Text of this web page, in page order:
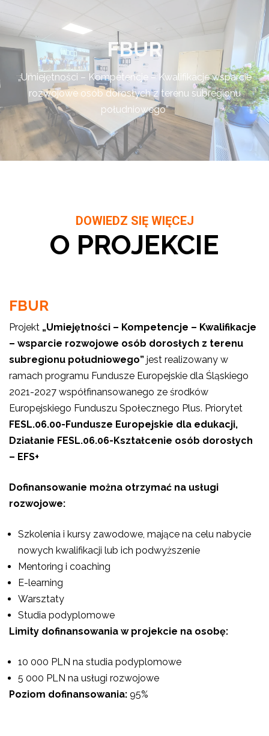
FBUR
„Umiejętności – Kompetencje – Kwalifikacje wsparcie
rozwojowe osób dorosłych z terenu subregionu
południowego”
DOWIEDZ SIĘ WIĘCEJ
O PROJEKCIE
FBUR
Projekt „Umiejętności – Kompetencje – Kwalifikacje
– wsparcie rozwojowe osób dorosłych z terenu
subregionu południowego” jest realizowany w
ramach programu Fundusze Europejskie dla Śląskiego
2021-2027 współfinansowanego ze środków
Europejskiego Funduszu Społecznego Plus. Priorytet
FESL.06.00-Fundusze Europejskie dla edukacji,
Działanie FESL.06.06-Kształcenie osób dorosłych
– EFS+
Dofinansowanie można otrzymać na usługi
rozwojowe:
Szkolenia i kursy zawodowe, mające na celu nabycie
nowych kwalifikacji lub ich podwyższenie
Mentoring i coaching
E-learning
Warsztaty
Studia podyplomowe
Limity dofinansowania w projekcie na osobę:
10 000 PLN na studia podyplomowe
5 000 PLN na usługi rozwojowe
Poziom dofinansowania: 95%